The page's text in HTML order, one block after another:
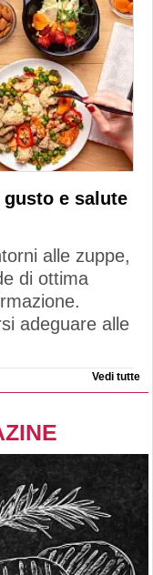
e salute
alle zuppe,
di ottima
adeguare alle
Vedi tutte